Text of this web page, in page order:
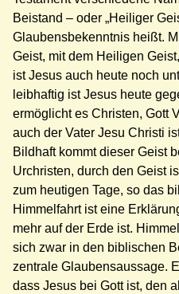
Beistand – oder „Heiliger
Glaubensbekenntnis heißt.
Geist, mit dem Heiligen
ist Jesus auch heute noch
leibhaftig ist Jesus heute
ermöglicht es Christen, Gott
auch der Vater Jesu Christi
Bildhaft kommt dieser Geist
Urchristen, durch den Geist
zum heutigen Tage, so das
Himmelfahrt ist eine
mehr auf der Erde ist.
sich zwar in den biblischen
zentrale Glaubensaussage.
dass Jesus bei Gott ist, den